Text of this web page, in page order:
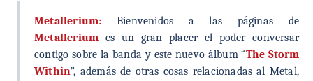
Metallerium: Bienvenidos a las páginas de
Metallerium es un gran placer el poder conversar
contigo sobre la banda y este nuevo álbum “The Storm
Within”, además de otras cosas relacionadas al Metal,